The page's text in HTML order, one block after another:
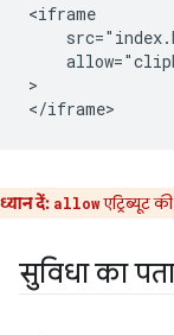
<iframe
>
ध्यान दें: allowएट्रिब्यूट
सुविधा का